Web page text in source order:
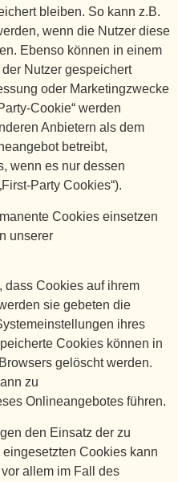
bleiben. So kann z.B.
wenn die Nutzer diese
Ebenso können in einem
Nutzer gespeichert
oder Marketingzwecke
Cookie“ werden
Anbietern als dem
betreibt,
wenn es nur dessen
Party Cookies“).
Cookies einsetzen
unserer
dass Cookies auf ihrem
sie gebeten die
ihres
Cookies können in
gelöscht werden.
zu
Onlineangebotes führen.
den Einsatz der zu
Cookies kann
allem im Fall des